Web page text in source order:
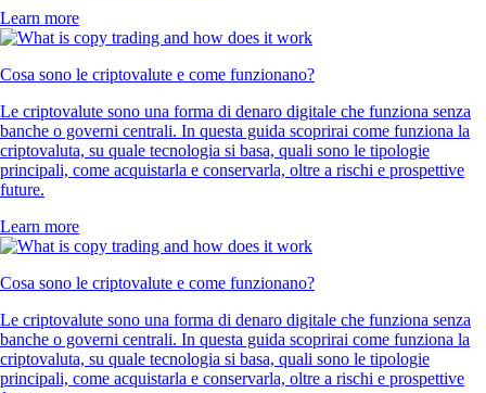
Learn more
Cosa sono le criptovalute e come funzionano?
Le criptovalute sono una forma di denaro digitale che funziona senza
banche o governi centrali. In questa guida scoprirai come funziona la
criptovaluta, su quale tecnologia si basa, quali sono le tipologie
principali, come acquistarla e conservarla, oltre a rischi e prospettive
future.
Learn more
Cosa sono le criptovalute e come funzionano?
Le criptovalute sono una forma di denaro digitale che funziona senza
banche o governi centrali. In questa guida scoprirai come funziona la
criptovaluta, su quale tecnologia si basa, quali sono le tipologie
principali, come acquistarla e conservarla, oltre a rischi e prospettive